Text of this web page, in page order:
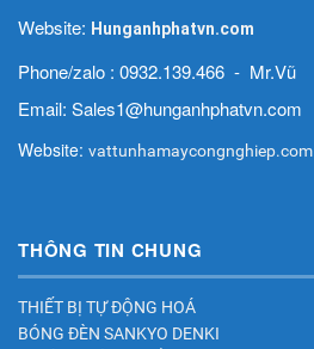
Website: Hunganhphatvn.com
Phone/zalo : 0932.139.466 - Mr.Vũ
Email: Sales1@hunganhphatvn.com
Website: vattunhamaycongnghiep.com
THÔNG TIN CHUNG
THIẾT BỊ TỰ ĐỘNG HOÁ
BÓNG ĐÈN SANKYO DENKI